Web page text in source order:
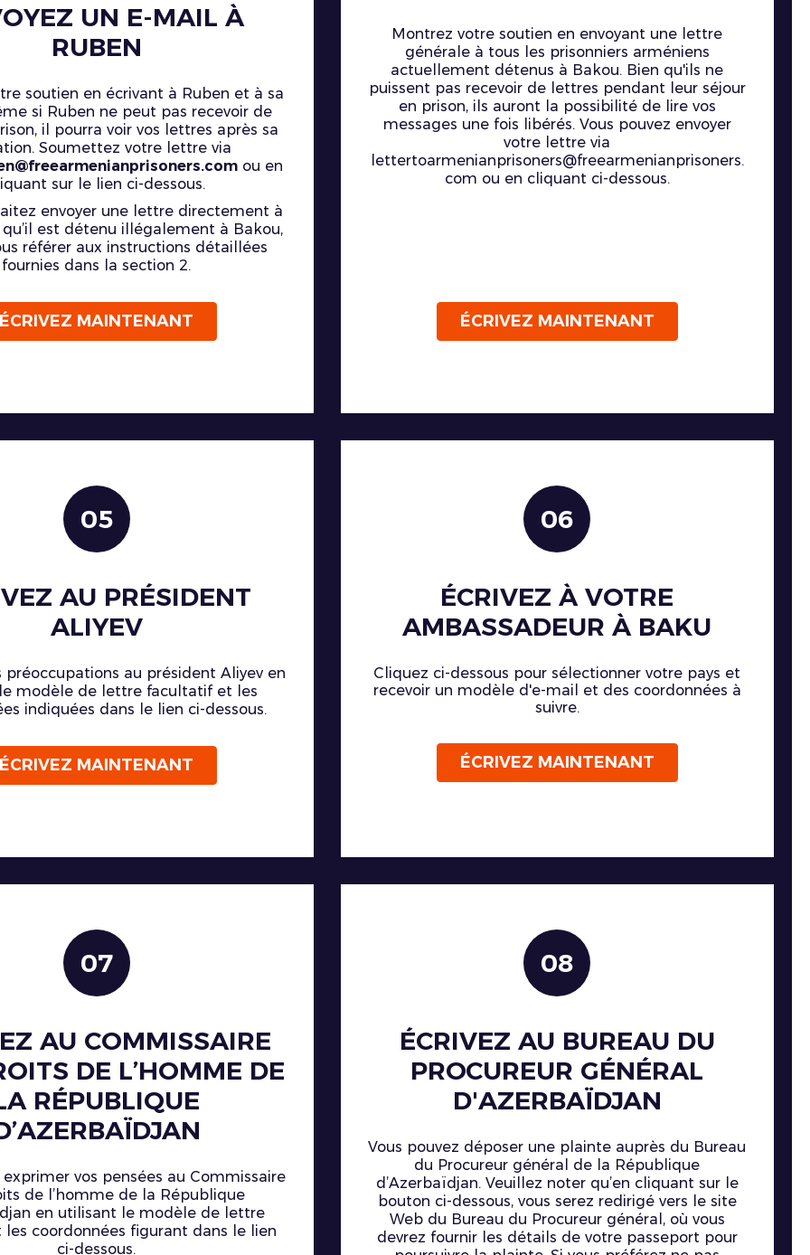
UN E-MAIL À
RUBEN
soutien en écrivant à Ruben et à sa
si Ruben ne peut pas recevoir de
il pourra voir vos lettres après sa
Soumettez votre lettre via
ou en
sur le lien ci-dessous.
envoyer une lettre directement à
est détenu illégalement à Bakou,
référer aux instructions détaillées
fournies dans la section 2.
ÉCRIVEZ MAINTENANT
Montrez votre soutien en envoyant une lettre
générale à tous les prisonniers arméniens
actuellement détenus à Bakou. Bien qu'ils ne
puissent pas recevoir de lettres pendant leur séjour
en prison, ils auront la possibilité de lire vos
messages une fois libérés. Vous pouvez envoyer
votre lettre via
lettertoarmenianprisoners@freearmenianprisoners.
com ou en cliquant ci-dessous.
ÉCRIVEZ MAINTENANT
05
AU PRÉSIDENT
ALIYEV
préoccupations au président Aliyev en
modèle de lettre facultatif et les
indiquées dans le lien ci-dessous.
ÉCRIVEZ MAINTENANT
06
ÉCRIVEZ À VOTRE
AMBASSADEUR À BAKU
Cliquez ci-dessous pour sélectionner votre pays et
recevoir un modèle d'e-mail et des coordonnées à
suivre.
ÉCRIVEZ MAINTENANT
07
AU COMMISSAIRE
DE L’HOMME DE
RÉPUBLIQUE
exprimer vos pensées au Commissaire
de l’homme de la République
en utilisant le modèle de lettre
coordonnées figurant dans le lien
ci-dessous.
08
ÉCRIVEZ AU BUREAU DU
PROCUREUR GÉNÉRAL
D'AZERBAÏDJAN
Vous pouvez déposer une plainte auprès du Bureau
du Procureur général de la République
d’Azerbaïdjan. Veuillez noter qu’en cliquant sur le
bouton ci-dessous, vous serez redirigé vers le site
Web du Bureau du Procureur général, où vous
devrez fournir les détails de votre passeport pour